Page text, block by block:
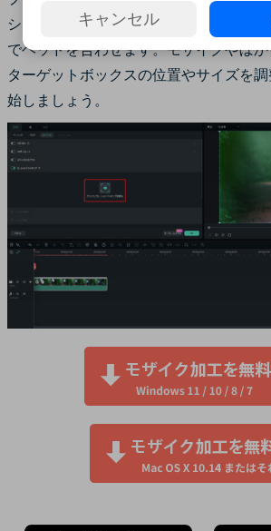
ショントラッキングの検出を始めたい
でヘッドを合わせます。モザイクやぼ
ターゲットボックスの位置やサイズを
始しましょう。
キャンセル